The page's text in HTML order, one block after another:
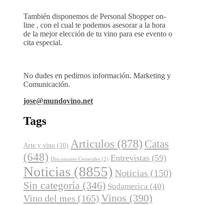
También disponemos de Personal Shopper on-
line , con el cual te podemos asesorar a la hora
de la mejor elección de tu vino para ese evento o
cita especial.
No dudes en pedirnos información. Marketing y
Comunicación.
jose@mundovino.net
Tags
Arte y vino (10) Articulos (878) Catas
(648) Discusiones Generales (2) Entrevistas (59)
Noticias (8855) Noticias (150)
Sin categoría (346) Sudamerica (40)
Vino del mes (165) Vinos (390)